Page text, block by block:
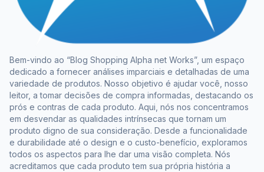
Bem-vindo ao “Blog Shopping Alpha net Works”, um espaço
dedicado a fornecer análises imparciais e detalhadas de uma
variedade de produtos. Nosso objetivo é ajudar você, nosso
leitor, a tomar decisões de compra informadas, destacando os
prós e contras de cada produto. Aqui, nós nos concentramos
em desvendar as qualidades intrínsecas que tornam um
produto digno de sua consideração. Desde a funcionalidade
e durabilidade até o design e o custo-benefício, exploramos
todos os aspectos para lhe dar uma visão completa. Nós
acreditamos que cada produto tem sua própria história a